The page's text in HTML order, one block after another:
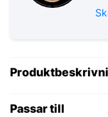
Passar till